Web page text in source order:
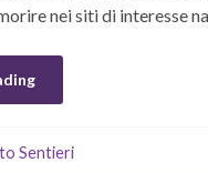
nei siti di interesse
Sentieri